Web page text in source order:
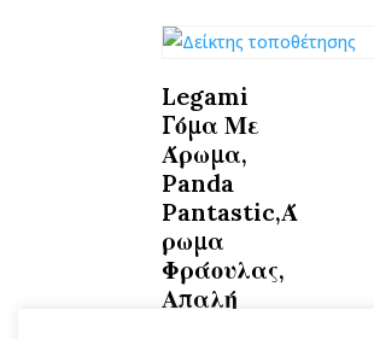
Legami
Γόμα Με
Άρωμα,
Panda
Pantastic,Ά
ρωμα
Φράουλας,
Απαλή